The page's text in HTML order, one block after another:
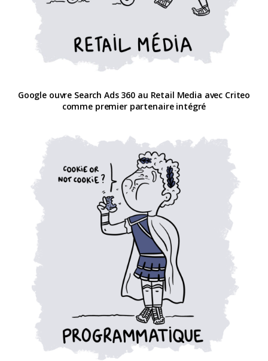
Google ouvre Search Ads 360 au Retail Media avec Criteo
comme premier partenaire intégré